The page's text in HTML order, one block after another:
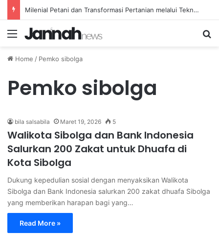
Milenial Petani dan Transformasi Pertanian melalui Teknologi Digital
Menu
Home / Pemko sibolga
Pemko sibolga
bila salsabila Maret 19, 2026 5
Walikota Sibolga dan Bank Indonesia
Salurkan 200 Zakat untuk Dhuafa di
Kota Sibolga
Dukung kepedulian sosial dengan menyaksikan Walikota
Sibolga dan Bank Indonesia salurkan 200 zakat dhuafa Sibolga
yang memberikan harapan bagi yang…
Read More »